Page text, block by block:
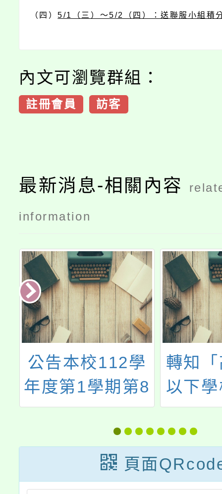
（四）5/1（三）～5/2（四）：送聯服小組積
內文可瀏覽群組：
註冊會員 訪客
最新消息-相關內容
information
公告本校112學
年度第1學期第8
次本土語教學支
援工作人員甄選
結果
轉知
以下
聘不
資遣
條文
級中
頁面